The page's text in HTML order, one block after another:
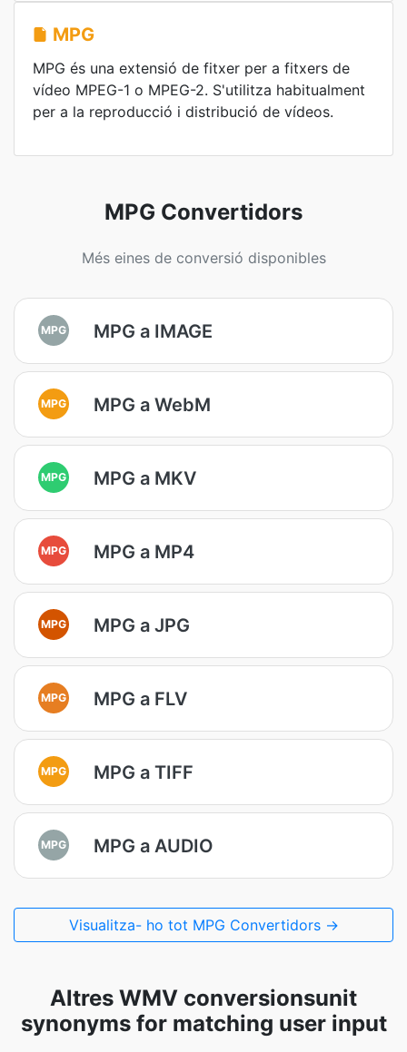
MPG
MPG és una extensió de fitxer per a fitxers de
vídeo MPEG-1 o MPEG-2. S'utilitza habitualment
per a la reproducció i distribució de vídeos.
MPG Convertidors
Més eines de conversió disponibles
MPG MPG a IMAGE
MPG MPG a WebM
MPG MPG a MKV
MPG MPG a MP4
MPG MPG a JPG
MPG MPG a FLV
MPG MPG a TIFF
MPG MPG a AUDIO
Visualitza- ho tot MPG Convertidors →
Altres WMV conversionsunit
synonyms for matching user input